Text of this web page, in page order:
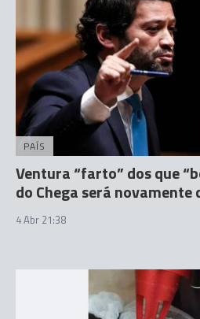
PAÍS
Ventura “farto” dos que
do Chega será novamente
4 Abr 21:38